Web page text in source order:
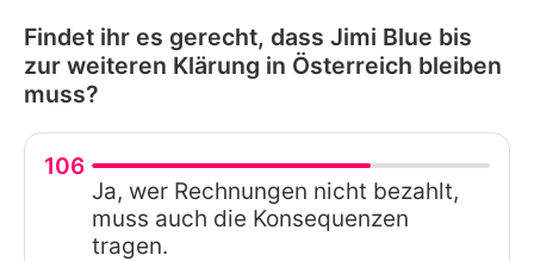
Findet ihr es gerecht, dass Jimi Blue bis
zur weiteren Klärung in Österreich bleiben
muss?
106
Ja, wer Rechnungen nicht bezahlt,
muss auch die Konsequenzen
tragen.